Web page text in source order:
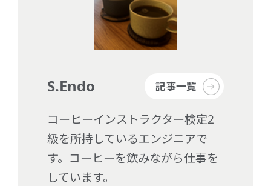
S.Endo 記事一覧
コーヒーインストラクター検定2
級を所持しているエンジニアで
す。コーヒーを飲みながら仕事を
しています。